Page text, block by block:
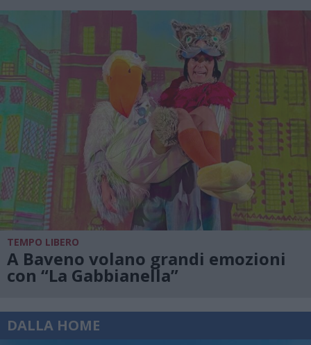
TEMPO LIBERO
A Baveno volano grandi emozioni
con “La Gabbianella”
DALLA HOME